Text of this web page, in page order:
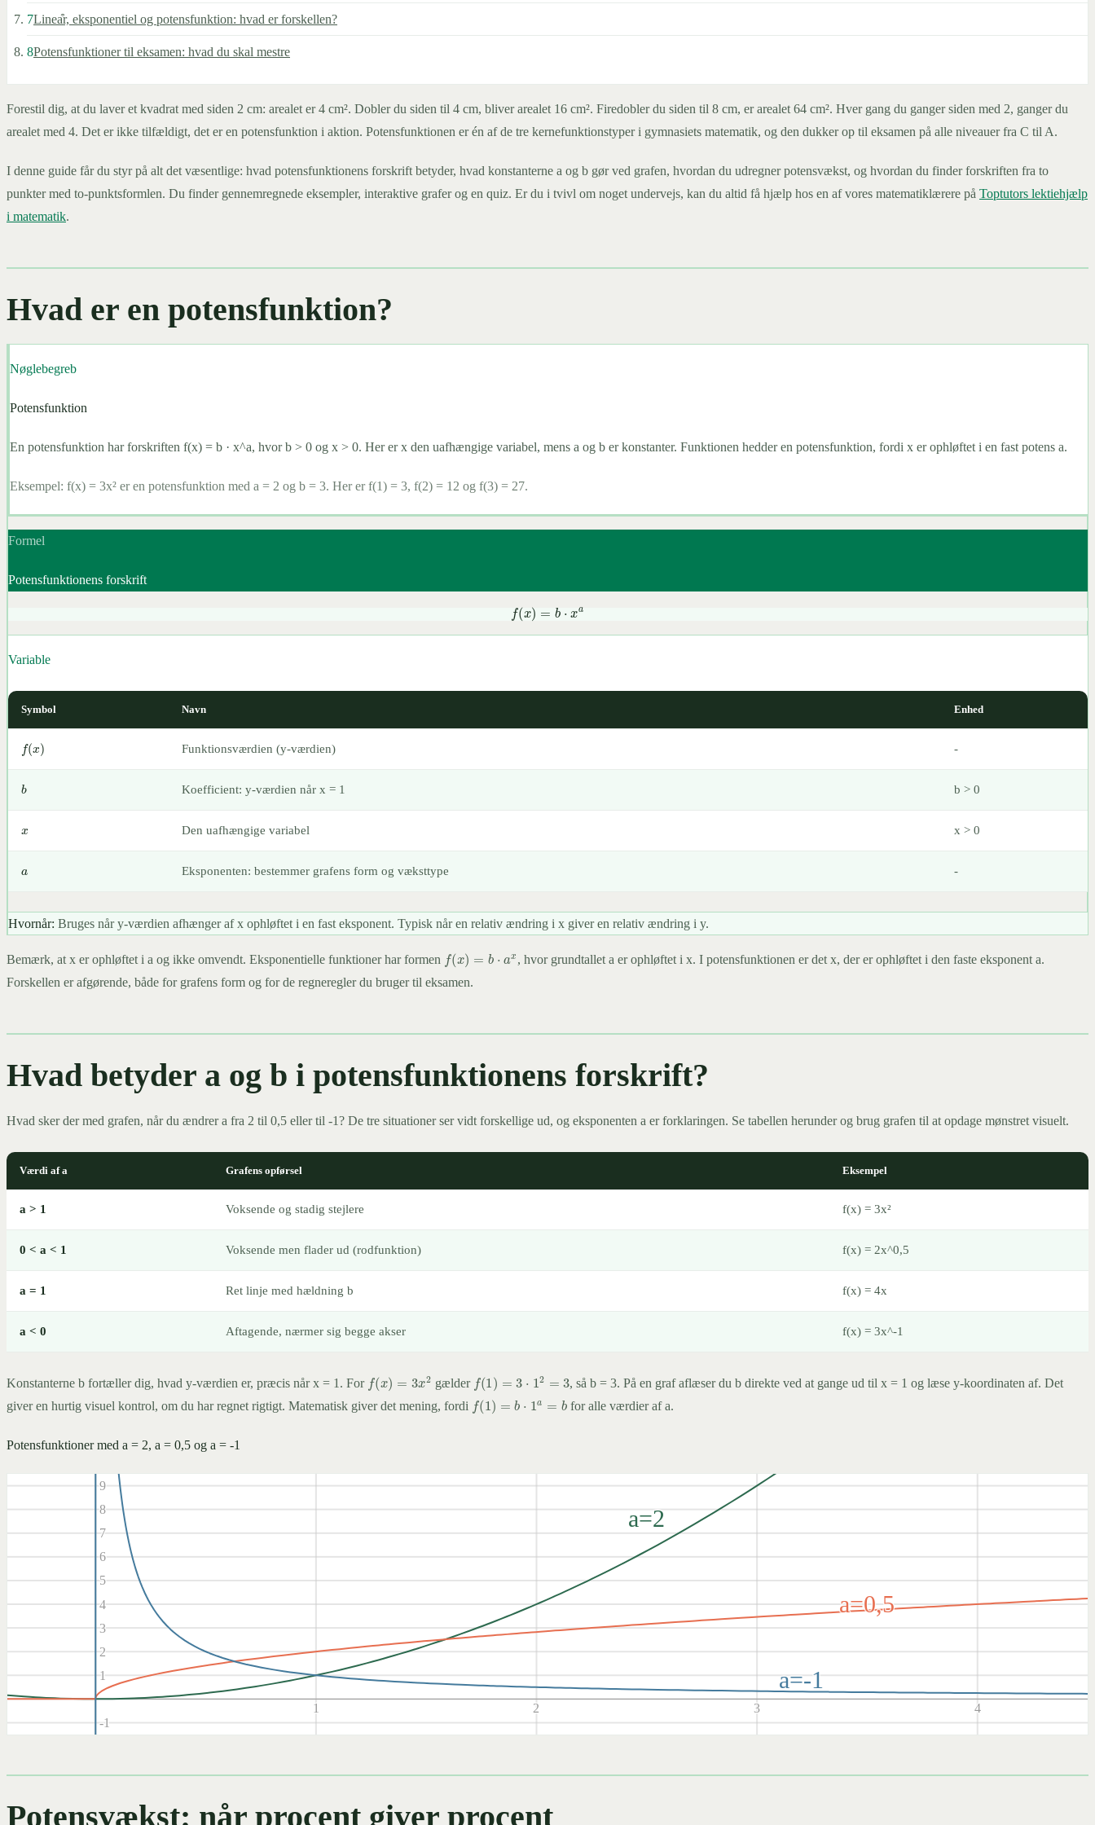
7Linea͒r, eksponentiel og potensfunktion: hvad er forskellen?
8Potensfunktioner til eksamen: hvad du skal mestre
Forestil dig, at du laver et kvadrat med siden 2 cm: arealet er 4 cm². Dobler du siden til 4 cm, bliver arealet 16 cm². Firedobler du siden til 8 cm, er arealet 64 cm². Hver gang du ganger siden med 2, ganger du
arealet med 4. Det er ikke tilfældigt, det er en potensfunktion i aktion. Potensfunktionen er én af de tre kernefunktionstyper i gymnasiets matematik, og den dukker op til eksamen på alle niveauer fra C til A.
I denne guide får du styr på alt det væsentlige: hvad potensfunktionens forskrift betyder, hvad konstanterne a og b gør ved grafen, hvordan du udregner potensvækst, og hvordan du finder forskriften fra to
punkter med to-punktsformlen. Du finder gennemregnede eksempler, interaktive grafer og en quiz. Er du i tvivl om noget undervejs, kan du altid få hjælp hos en af vores matematiklærere på Toptutors lektiehjælp
i matematik.
Hvad er en potensfunktion?
Nøglebegreb
Potensfunktion
En potensfunktion har forskriften f(x) = b · x^a, hvor b > 0 og x > 0. Her er x den uafhængige variabel, mens a og b er konstanter. Funktionen hedder en potensfunktion, fordi x er ophløftet i en fast potens a.
Eksempel: f(x) = 3x² er en potensfunktion med a = 2 og b = 3. Her er f(1) = 3, f(2) = 12 og f(3) = 27.
Formel
Potensfunktionens forskrift
f(x)=b⋅xa
Variable
Symbol Navn Enhed
f(x ) Funktionsværdien (y-værdien) -
b
Koefficient: y-værdien når x = 1 b > 0
Den uafhængige variabel x > 0
Eksponenten: bestemmer grafens form og væksttype -
Hvornår: Bruges når y-værdien afhænger af x ophløftet i en fast eksponent. Typisk når en relativ ændring i x giver en relativ ændring i y.
Bemærk, at x er ophløftet i a og ikke omvendt. Eksponentielle funktioner har formen f(x )= a
, hvor grundtallet a er ophløftet i x. I potensfunktionen er det x, der er ophløftet i den faste eksponent a.
Forskellen er afgørende, både for grafens form og for de regneregler du bruger til eksamen.
Hvad betyder a og b i potensfunktionens forskrift?
Hvad sker der med grafen, når du ændrer a fra 2 til 0,5 eller til -1? De tre situationer ser vidt forskellige ud, og eksponenten a er forklaringen. Se tabellen herunder og brug grafen til at opdage mønstret visuelt.
Værdi af a Grafens opførsel Eksempel
a > 1 Voksende og stadig stejlere f(x) = 3x²
0 < a < 1 Voksende men flader ud (rodfunktion) f(x) = 2x^0,5
a = 1 Ret linje med hældning b f(x) = 4x
a < 0 Aftagende, nærmer sig begge akser f(x) = 3x^-1
Konstanterne b fortæller dig, hvad y-værdien er, præcis når x = 1. For f(x)= 2 gælder f(1 )= 1 =3
, så b = 3. På en graf aflæser du b direkte ved at gange ud til x = 1 og læse y-koordinaten af. Det
giver en hurtig visuel kontrol, om du har regnet rigtigt. Matematisk giver det mening, fordi f(1 )= 1 =b for alle værdier af a.
Potensfunktioner med a = 2, a = 0,5 og a = -1
1 2 3 4
-1
1
2
3
4
5
6
7
8
9
a=2
a=0,5
a=-1
Potensvækst: når procent giver procent